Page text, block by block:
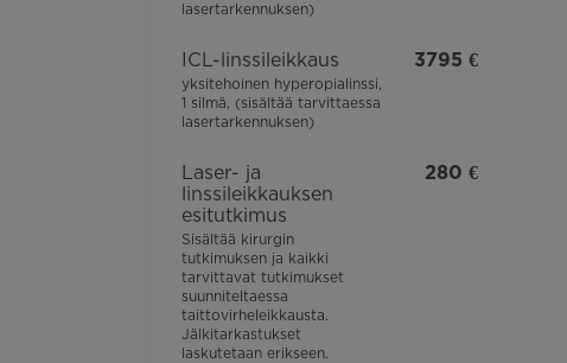
lasertarkennuksen)
ICL-linssileikkaus
yksitehoinen hyperopialinssi,
1 silmä, (sisältää tarvittaessa
lasertarkennuksen)
3795 €
Laser- ja
linssileikkauksen
esitutkimus
Sisältää kirurgin
tutkimuksen ja kaikki
tarvittavat tutkimukset
suunniteltaessa
taittovirheleikkausta.
Jälkitarkastukset
laskutetaan erikseen.
280 €